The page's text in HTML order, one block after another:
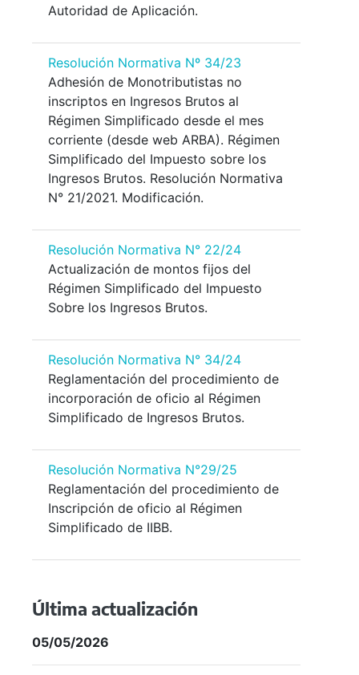
Autoridad de Aplicación.
Resolución Normativa Nº 34/23
Adhesión de Monotributistas no
inscriptos en Ingresos Brutos al
Régimen Simplificado desde el mes
corriente (desde web ARBA). Régimen
Simplificado del Impuesto sobre los
Ingresos Brutos. Resolución Normativa
N° 21/2021. Modificación.
Resolución Normativa N° 22/24
Actualización de montos fijos del
Régimen Simplificado del Impuesto
Sobre los Ingresos Brutos.
Resolución Normativa N° 34/24
Reglamentación del procedimiento de
incorporación de oficio al Régimen
Simplificado de Ingresos Brutos.
Resolución Normativa N°29/25
Reglamentación del procedimiento de
Inscripción de oficio al Régimen
Simplificado de IIBB.
Última actualización
05/05/2026